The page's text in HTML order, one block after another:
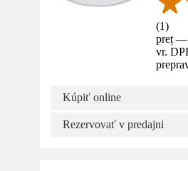
(1)
preț —
vr.
Kúpiť online
Rezervovať v predajni